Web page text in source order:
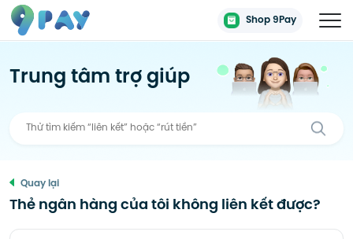
Shop 9Pay
Trung tâm trợ giúp
Quay lại
Thẻ ngân hàng của tôi không liên kết được?